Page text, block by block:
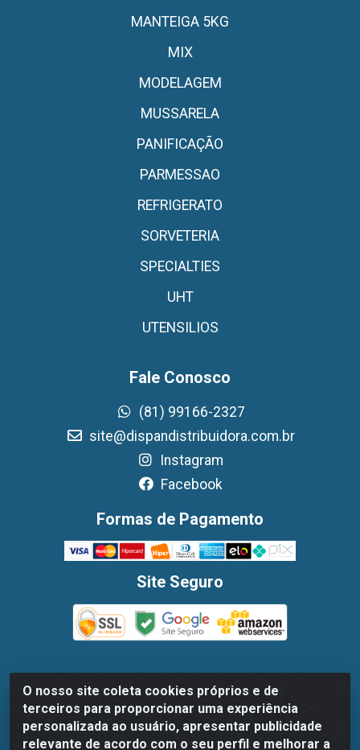
O nosso site coleta cookies próprios e de
terceiros para proporcionar uma experiência
personalizada ao usuário, apresentar publicidade
relevante de acordo com o seu perfil e melhorar a
MANTEIGA 5KG
MIX
MODELAGEM
MUSSARELA
PANIFICAÇÃO
PARMESSAO
REFRIGERATO
SORVETERIA
SPECIALTIES
UHT
UTENSILIOS
Fale Conosco
(81) 99166-2327
site@dispandistribuidora.com.br
Instagram
Facebook
Formas de Pagamento
Site Seguro
Dispan Distribuidora de Alimentos LTDA - Avenida
Marechal Mascarenhas De Moraes, 1048- Imbiribeira,
Recife/PE - CEP 51.170-000 - CNPJ 30.779.584/0003-78